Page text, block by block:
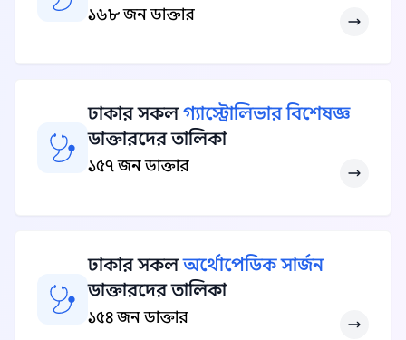
১৬৮ জন ডাক্তার
ঢাকার সকলগ্যাস্ট্রোলিভার বিশেষজ্ঞ
ডাক্তারদের তালিকা
১৫৭ জন ডাক্তার
ঢাকার সকলঅর্থোপেডিক সার্জন
ডাক্তারদের তালিকা
১৫৪ জন ডাক্তার